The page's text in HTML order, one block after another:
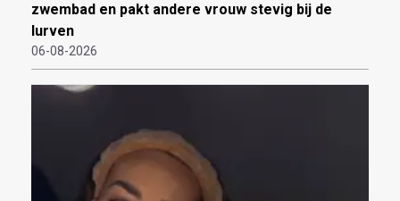
zwembad en pakt andere vrouw stevig bij de
lurven
06-08-2026